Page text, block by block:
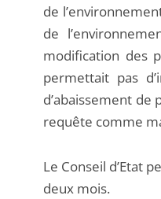
de
de
modification des
permettait pas
d’abaissement de
requête comme
Le Conseil d’Etat
deux mois.